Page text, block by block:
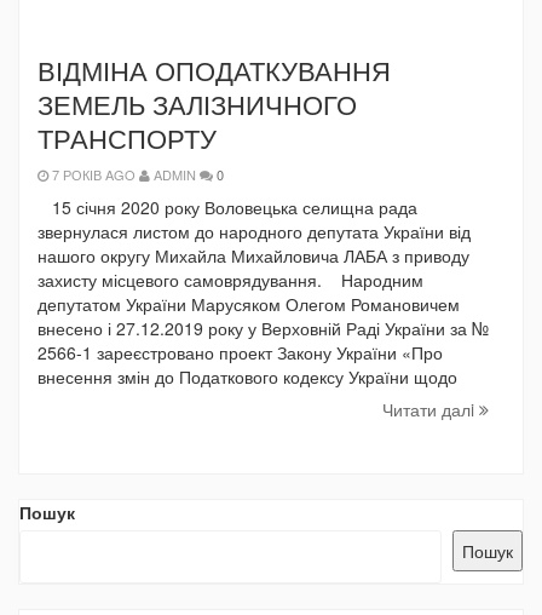
ВІДМІНА ОПОДАТКУВАННЯ
ЗЕМЕЛЬ ЗАЛІЗНИЧНОГО
ТРАНСПОРТУ
7 РОКІВ AGO ADMIN 0
15 січня 2020 року Воловецька селищна рада
звернулася листом до народного депутата України від
нашого округу Михайла Михайловича ЛАБА з приводу
захисту місцевого самоврядування. Народним
депутатом України Марусяком Олегом Романовичем
внесено і 27.12.2019 року у Верховній Раді України за №
2566-1 зареєстровано проект Закону України «Про
внесення змін до Податкового кодексу України щодо
Читати далi
Пошук
Пошук